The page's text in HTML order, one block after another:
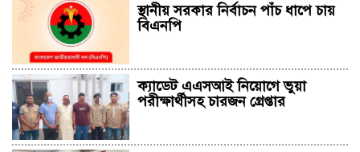
স্থানীয় সরকার নির্বাচন পাঁচ ধাপে চায়
বিএনপি
ক্যাডেট এএসআই নিয়োগে ভুয়া
পরীক্ষার্থীসহ চারজন গ্রেপ্তার